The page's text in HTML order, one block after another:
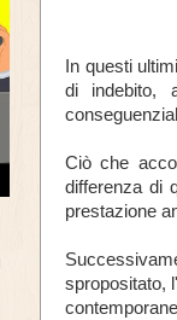
In questi
di indebito,
Ciò che
differenza di
prestazione
spropositato,